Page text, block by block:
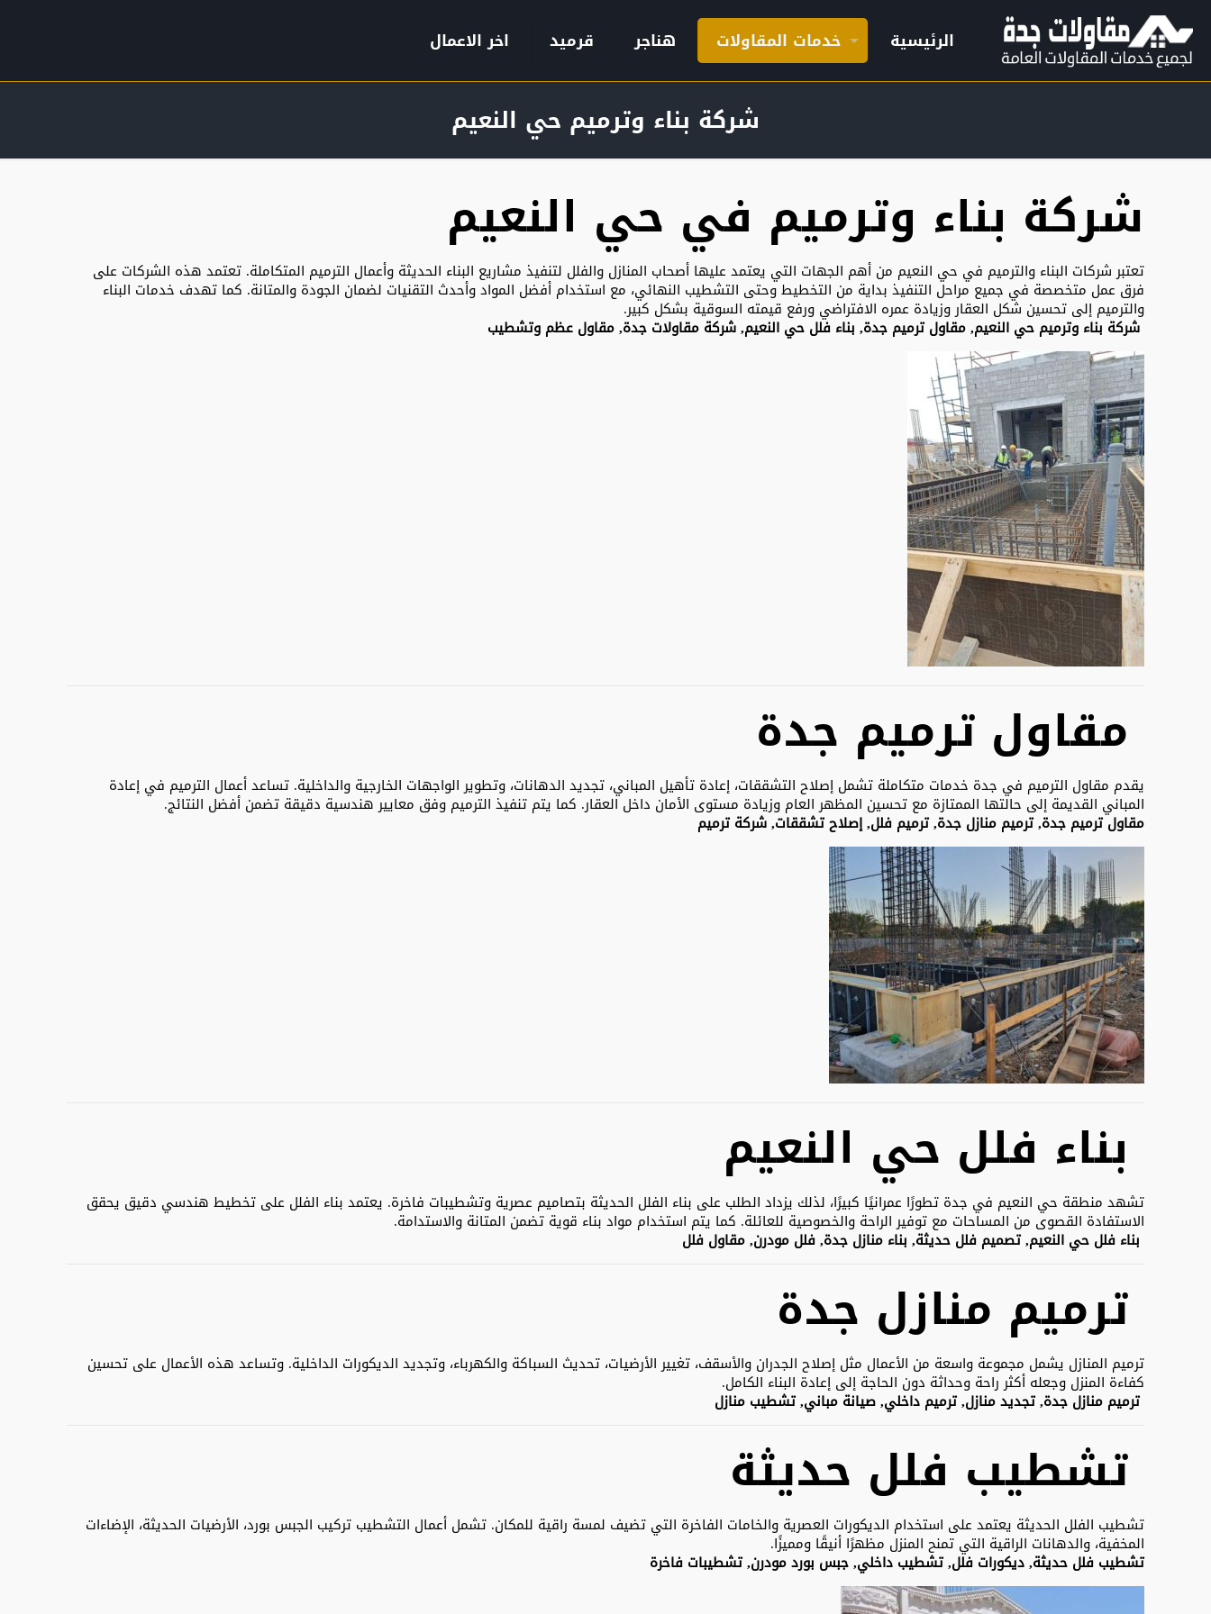
الرئيسية خدمات المقاولات هناجر قرميد اخر الاعمال
شركة بناء وترميم حي النعيم
شركة بناء وترميم في حي النعيم
تعتبر شركات البناء والترميم في حي النعيم من أهم الجهات التي يعتمد عليها أصحاب المنازل والفلل لتنفيذ مشاريع البناء الحديثة وأعمال الترميم المتكاملة. تعتمد هذه الشركات على
فرق عمل متخصصة في جميع مراحل التنفيذ بداية من التخطيط وحتى التشطيب النهائي، مع استخدام أفضل المواد وأحدث التقنيات لضمان الجودة والمتانة. كما تهدف خدمات البناء
والترميم إلى تحسين شكل العقار وزيادة عمره الافتراضي ورفع قيمته السوقية بشكل كبير.
شركة بناء وترميم حي النعيم, مقاول ترميم جدة, بناء فلل حي النعيم, شركة مقاولات جدة, مقاول عظم وتشطيب
مقاول ترميم جدة
يقدم مقاول الترميم في جدة خدمات متكاملة تشمل إصلاح التشققات، إعادة تأهيل المباني، تجديد الدهانات، وتطوير الواجهات الخارجية والداخلية. تساعد أعمال الترميم في إعادة
المباني القديمة إلى حالتها الممتازة مع تحسين المظهر العام وزيادة مستوى الأمان داخل العقار. كما يتم تنفيذ الترميم وفق معايير هندسية دقيقة تضمن أفضل النتائج.
مقاول ترميم جدة, ترميم منازل جدة, ترميم فلل, إصلاح تشققات, شركة ترميم
بناء فلل حي النعيم
تشهد منطقة حي النعيم في جدة تطورًا عمرانيًا كبيرًا، لذلك يزداد الطلب على بناء الفلل الحديثة بتصاميم عصرية وتشطيبات فاخرة. يعتمد بناء الفلل على تخطيط هندسي دقيق يحقق
الاستفادة القصوى من المساحات مع توفير الراحة والخصوصية للعائلة. كما يتم استخدام مواد بناء قوية تضمن المتانة والاستدامة.
بناء فلل حي النعيم, تصميم فلل حديثة, بناء منازل جدة, فلل مودرن, مقاول فلل
ترميم منازل جدة
ترميم المنازل يشمل مجموعة واسعة من الأعمال مثل إصلاح الجدران والأسقف، تغيير الأرضيات، تحديث السباكة والكهرباء، وتجديد الديكورات الداخلية. وتساعد هذه الأعمال على تحسين
كفاءة المنزل وجعله أكثر راحة وحداثة دون الحاجة إلى إعادة البناء الكامل.
ترميم منازل جدة, تجديد منازل, ترميم داخلي, صيانة مباني, تشطيب منازل
تشطيب فلل حديثة
تشطيب الفلل الحديثة يعتمد على استخدام الديكورات العصرية والخامات الفاخرة التي تضيف لمسة راقية للمكان. تشمل أعمال التشطيب تركيب الجبس بورد، الأرضيات الحديثة، الإضاءات
المخفية، والدهانات الراقية التي تمنح المنزل مظهرًا أنيقًا ومميزًا.
تشطيب فلل حديثة, ديكورات فلل, تشطيب داخلي, جبس بورد مودرن, تشطيبات فاخرة